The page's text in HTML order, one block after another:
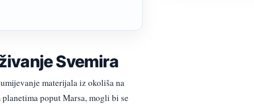
Svemira
materijala iz okoliša na
poput Marsa, mogli bi se